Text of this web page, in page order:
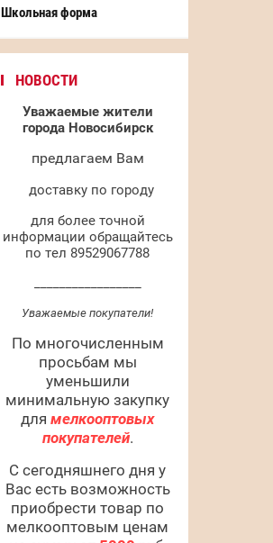
Школьная форма
НОВОСТИ
Уважаемые жители
города Новосибирск
предлагаем Вам
доставку по городу
для более точной
информации обращайтесь
по тел 89529067788
Уважаемые покупатели!
По многочисленным
просьбам мы
уменьшили
минимальную закупку
для мелкооптовых
покупателей.
С сегодняшнего дня у
Вас есть возможность
приобрести товар по
мелкооптовым ценам